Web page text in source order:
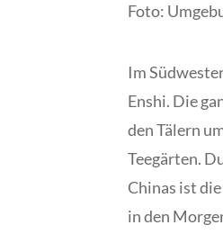
Foto:
Im
Enshi. Die
den Tälern
Teegärten.
Chinas ist
in den